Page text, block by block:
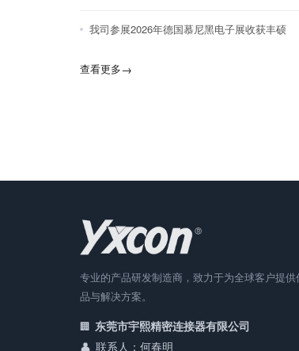
我司参展2026年德国慕尼黑电子展收获丰硕
查看更多→
专业的产品研发制造商，致力于为全球客户提供
品与解决方案。
东莞市宇熙精密连接器有限公司
联系人：何春明